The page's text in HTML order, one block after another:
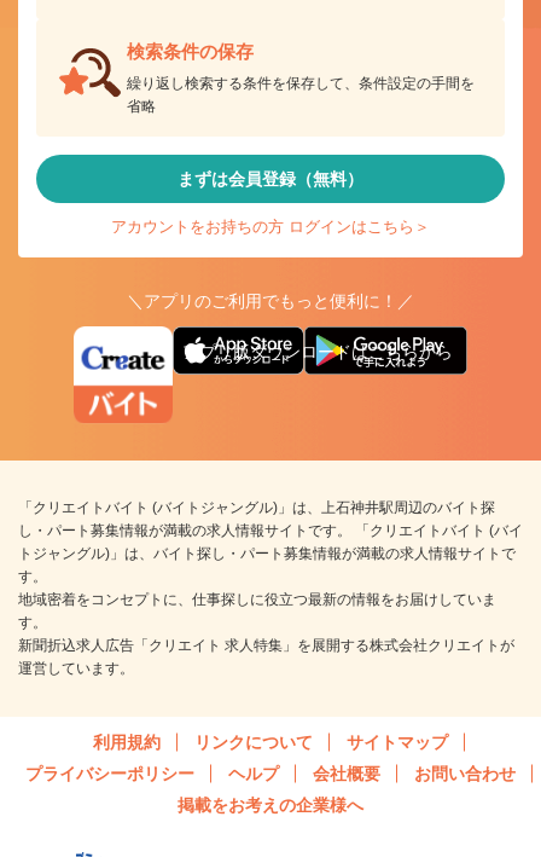
検索条件の保存
繰り返し検索する条件を保存して、条件設定の手間を
省略
まずは会員登録（無料）
アカウントをお持ちの方 ログインはこちら＞
＼アプリのご利用でもっと便利に！／
アプリ版ダウンロードはこちらから
「クリエイトバイト (バイトジャングル)」は、上石神井駅周辺のバイト探
し・パート募集情報が満載の求人情報サイトです。 「クリエイトバイト (バイ
トジャングル)」は、バイト探し・パート募集情報が満載の求人情報サイトで
す。
地域密着をコンセプトに、仕事探しに役立つ最新の情報をお届けしていま
す。
新聞折込求人広告「クリエイト 求人特集」を展開する株式会社クリエイトが
運営しています。
利用規約 リンクについて
サイトマップ
プライバシーポリシー
ヘルプ 会社概要
お問い合わせ
掲載をお考えの企業様へ